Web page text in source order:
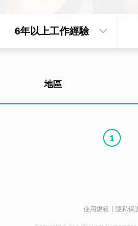
6年以上工作經驗
地區
1
使用規範 隱私保